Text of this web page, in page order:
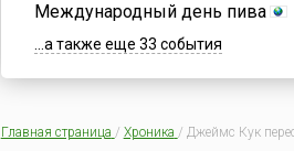
Международный день пива
...а также еще 33 события
Главная страница / Хроника / Джеймс Кук